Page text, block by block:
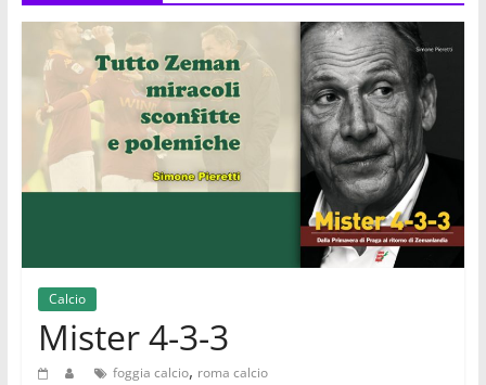
Calcio
Mister 4-3-3
foggia calcio, roma calcio